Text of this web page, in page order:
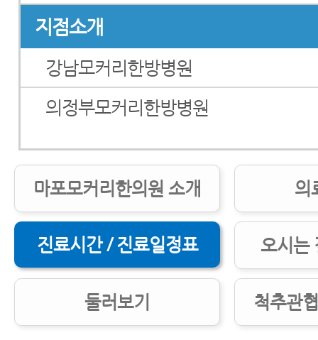
지점소개
강남모커리한방병원
의정부모커리한방병원
마포모커리한의원 소개 의
진료시간 / 진료일정표 오시는
둘러보기 척추관